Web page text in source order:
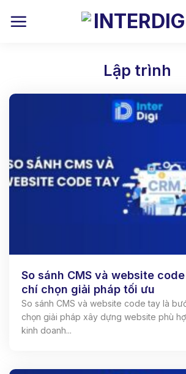
Lập trình
So sánh CMS và website
chí chọn giải pháp tối ưu
So sánh CMS và website code tay là
chọn giải pháp xây dựng website phù
kinh doanh...